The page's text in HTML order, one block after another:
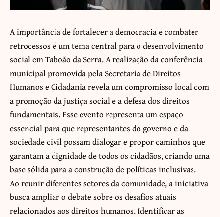
A importância de fortalecer a democracia e combater
retrocessos é um tema central para o desenvolvimento
social em Taboão da Serra. A realização da conferência
municipal promovida pela Secretaria de Direitos
Humanos e Cidadania revela um compromisso local com
a promoção da justiça social e a defesa dos direitos
fundamentais. Esse evento representa um espaço
essencial para que representantes do governo e da
sociedade civil possam dialogar e propor caminhos que
garantam a dignidade de todos os cidadãos, criando uma
base sólida para a construção de políticas inclusivas.
Ao reunir diferentes setores da comunidade, a iniciativa
busca ampliar o debate sobre os desafios atuais
relacionados aos direitos humanos. Identificar as